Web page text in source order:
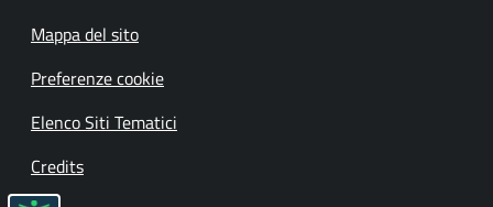
Mappa del sito
Preferenze cookie
Elenco Siti Tematici
Credits